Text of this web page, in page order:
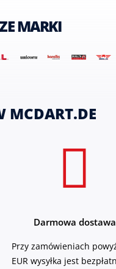
MARKI
MCDART.DE
Darmowa dostawa
Przy zamówieniach
EUR wysyłka jest